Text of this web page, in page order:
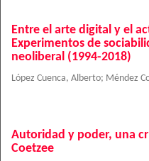
Entre el arte digital y el
Experimentos de
neoliberal (1994-2018)
López Cuenca, Alberto; Méndez
Autoridad y poder, una
Coetzee